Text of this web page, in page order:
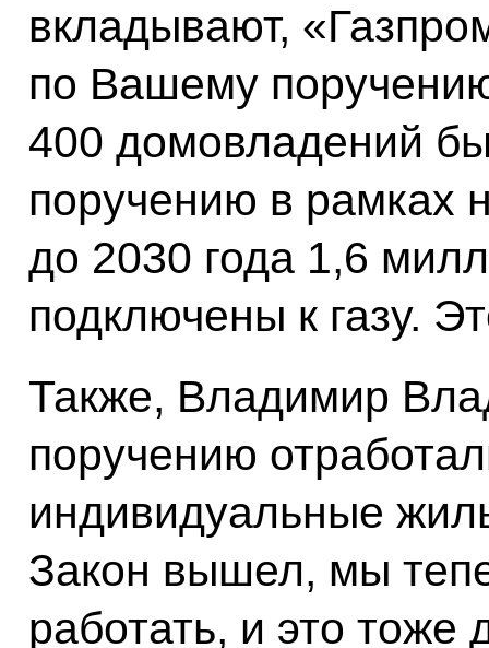
вкладывают,
по Вашему
400 домовладений
поручению в рамках
до 2030 года 1,6
подключены к газу.
Также, Владимир
поручению
индивидуальные
Закон вышел, мы
работать, и это тоже